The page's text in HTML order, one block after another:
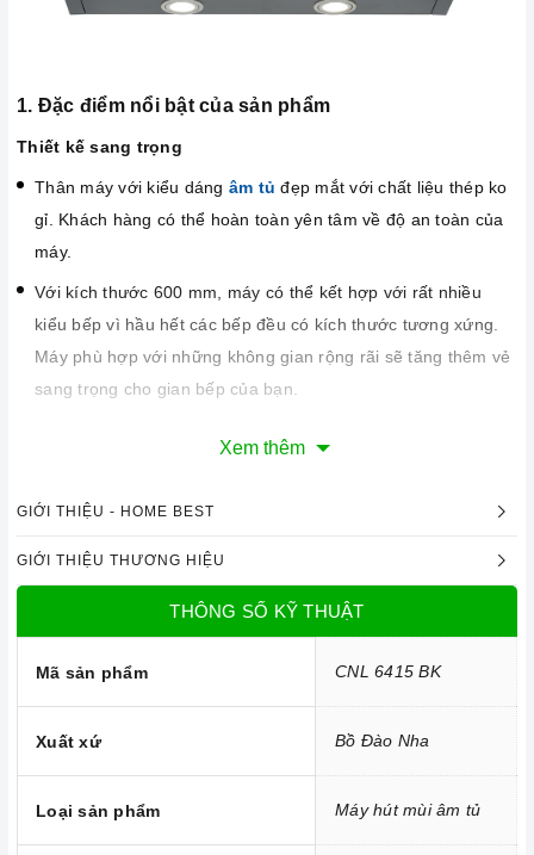
1. Đặc điểm nổi bật của sản phẩm
Thiết kế sang trọng
Thân máy với kiểu dáng âm tủ đẹp mắt với chất liệu thép ko
gỉ. Khách hàng có thể hoàn toàn yên tâm về độ an toàn của
máy.
Với kích thước 600 mm, máy có thể kết hợp với rất nhiều
kiểu bếp vì hầu hết các bếp đều có kích thước tương xứng.
Máy phù hợp với những không gian rộng rãi sẽ tăng thêm vẻ
sang trọng cho gian bếp của bạn.
Công nghệ hiện đại
Xem thêm
GIỚI THIỆU - HOME BEST
GIỚI THIỆU THƯƠNG HIỆU
THÔNG SỐ KỸ THUẬT
Mã sản phẩm CNL 6415 BK
Xuất xứ Bồ Đào Nha
Loại sản phẩm Máy hút mùi âm tủ